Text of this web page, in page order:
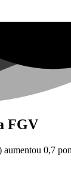
FGV
0,7